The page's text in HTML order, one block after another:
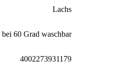
Lachs
bei 60 Grad waschbar
4002273931179